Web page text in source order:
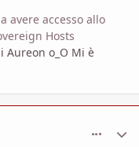
avere accesso allo
Hosts
Aureon o_O Mi è